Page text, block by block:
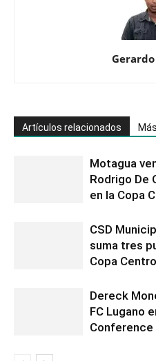
Artículos relacionados
Motagua
Rodrigo De
en la Copa
CSD
suma tres
Copa
Dereck
FC Lugano
Conference